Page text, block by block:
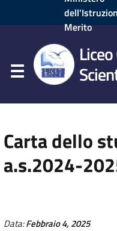
Merito
Carta dello
a.s.2024-
Data:Febbraio 4, 2025